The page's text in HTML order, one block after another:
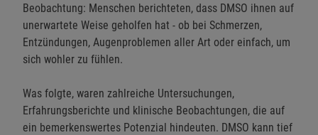
Beobachtung: Menschen berichteten, dass DMSO ihnen auf
unerwartete Weise geholfen hat - ob bei Schmerzen,
Entzündungen, Augenproblemen aller Art oder einfach, um
sich wohler zu fühlen.
Was folgte, waren zahlreiche Untersuchungen,
Erfahrungsberichte und klinische Beobachtungen, die auf
ein bemerkenswertes Potenzial hindeuten. DMSO kann tief